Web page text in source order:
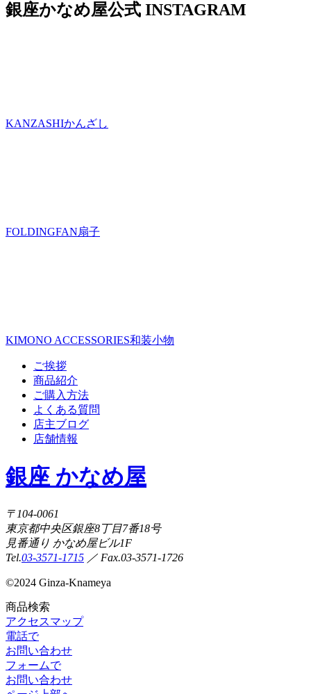
銀座かなめ屋公式 INSTAGRAM
KANZASHIかんざし
FOLDINGFAN扇子
KIMONO ACCESSORIES和装小物
ご挨拶
商品紹介
ご購入方法
よくある質問
店主ブログ
店舗情報
銀座 かなめ屋
〒104-0061
東京都中央区銀座8丁目7番18号
見番通り かなめ屋ビル1F
Tel.03-3571-1715 ／ Fax.03-3571-1726
©2024 Ginza-Knameya
商品検索
アクセスマップ
電話で
お問い合わせ
フォームで
お問い合わせ